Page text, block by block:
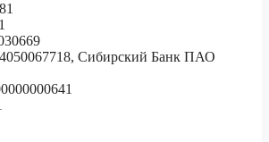
Сибирский Банк ПАО